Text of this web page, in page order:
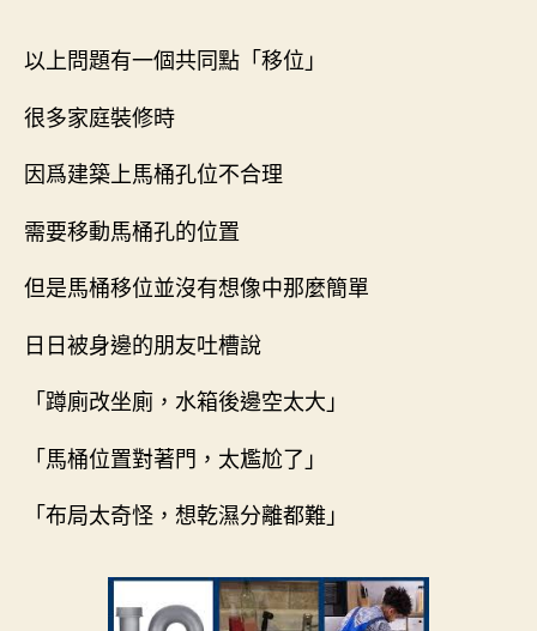
以上問題有一個共同點「移位」
很多家庭裝修時
因爲建築上馬桶孔位不合理
需要移動馬桶孔的位置
但是馬桶移位並沒有想像中那麼簡單
日日被身邊的朋友吐槽說
「蹲廁改坐廁，水箱後邊空太大」
「馬桶位置對著門，太尷尬了」
「布局太奇怪，想乾濕分離都難」